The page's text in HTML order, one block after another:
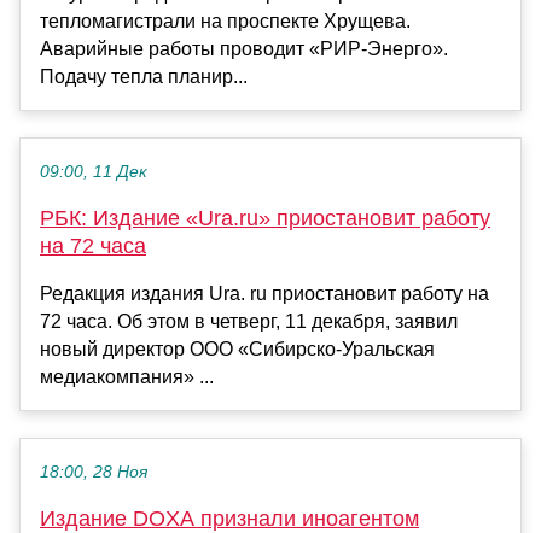
тепломагистрали на проспекте Хрущева.
Аварийные работы проводит «РИР-Энерго».
Подачу тепла планир...
09:00, 11 Дек
РБК: Издание «Ura.ru» приостановит работу
на 72 часа
Редакция издания Ura. ru приостановит работу на
72 часа. Об этом в четверг, 11 декабря, заявил
новый директор ООО «Сибирско-Уральская
медиакомпания» ...
18:00, 28 Ноя
Издание DOXA признали иноагентом